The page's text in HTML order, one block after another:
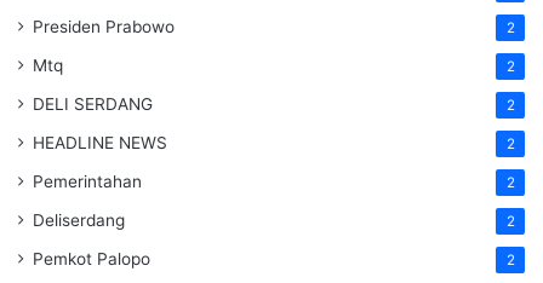
Presiden Prabowo 2
Mtq 2
DELI SERDANG 2
HEADLINE NEWS 2
Pemerintahan 2
Deliserdang 2
Pemkot Palopo 2